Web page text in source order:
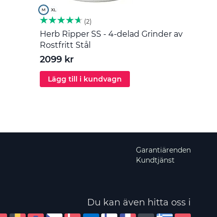
2
Herb Ripper SS - 4-delad Grinder av
Rostfritt Stål
2099 kr
Lägg till i kundvagn
Garantiärenden
Kundtjänst
Du kan även hitta oss i